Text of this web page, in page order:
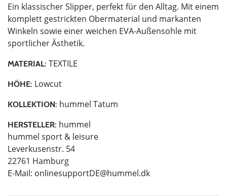
Ein klassischer Slipper, perfekt für den Alltag. Mit einem
komplett gestrickten Obermaterial und markanten
Winkeln sowie einer weichen EVA-Außensohle mit
sportlicher Ästhetik.
MATERIAL: TEXTILE
HÖHE: Lowcut
KOLLEKTION: hummel Tatum
HERSTELLER: hummel
hummel sport & leisure
Leverkusenstr. 54
22761 Hamburg
E-Mail: onlinesupportDE@hummel.dk